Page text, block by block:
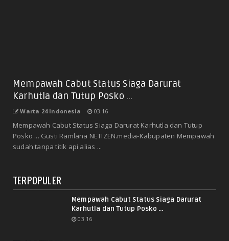
Mempawah Cabut Status Siaga Darurat
Karhutla dan Tutup Posko ...
Warta 24 Indonesia 03.16
Mempawah Cabut Status Siaga Darurat Karhutla dan Tutup
Posko ... Gusti Ramlana NETIZEN.media-Kabupaten Mempawah
sudah tanpa titik api alias ...
TERPOPULER
Mempawah Cabut Status Siaga Darurat
Karhutla dan Tutup Posko ...
03.16